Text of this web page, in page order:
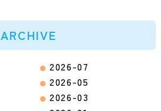
ARCHIVE
2026-07
2026-05
2026-03